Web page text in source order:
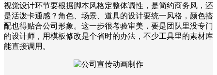
视觉设计环节要根据脚本风格定整体调性，是简约商务风，还
是活泼卡通感？角色、场景、道具的设计要统一风格，颜色搭
配也得贴合公司形象。这一步很考验审美，要是团队里没专门
的设计师，用模板修改是个省时的办法，不少工具里的素材库
能直接调用。